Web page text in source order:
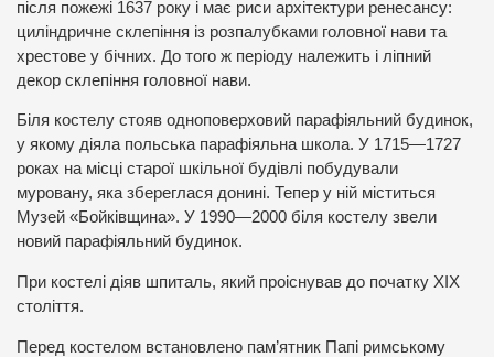
після пожежі 1637 року і має риси архітектури ренесансу:
циліндричне склепіння із розпалубками головної нави та
хрестове у бічних. До того ж періоду належить і ліпний
декор склепіння головної нави.
Біля костелу стояв одноповерховий парафіяльний будинок,
у якому діяла польська парафіяльна школа. У 1715—1727
роках на місці старої шкільної будівлі побудували
муровану, яка збереглася донині. Тепер у ній міститься
Музей «Бойківщина». У 1990—2000 біля костелу звели
новий парафіяльний будинок.
При костелі діяв шпиталь, який проіснував до початку ХІХ
століття.
Перед костелом встановлено пам’ятник Папі римському